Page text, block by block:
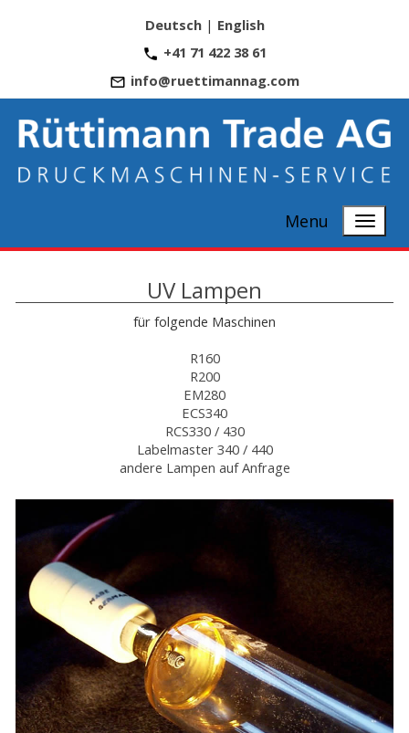
Deutsch| English
+41 71 422 38 61
info@ruettimannag.com
Menu
UV Lampen
für folgende Maschinen
R160
R200
EM280
ECS340
RCS330 / 430
Labelmaster 340 / 440
andere Lampen auf Anfrage